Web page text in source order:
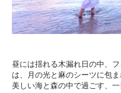
昼には揺れる木漏れ日の中、
は、月の光と麻のシーツに包ま
美しい海と森の中で過ごす、一